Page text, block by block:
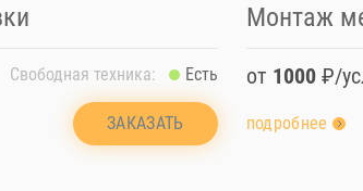
Свободная техника: Есть
ЗАКАЗАТЬ
Монтаж
от 1000₽/
подробнее